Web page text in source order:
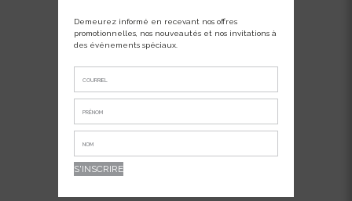
Demeurez informé en recevant nos offres
promotionnelles, nos nouveautés et nos invitations à
des événements spéciaux.